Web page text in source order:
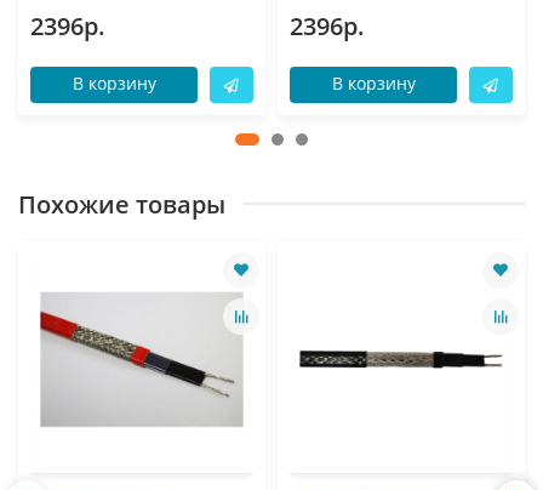
2396р.
В корзину
2396р.
В корзину
Похожие товары